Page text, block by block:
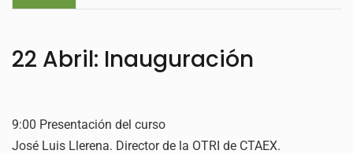
22 Abril: Inauguración
9:00 Presentación del curso
José Luis Llerena. Director de la OTRI de CTAEX.